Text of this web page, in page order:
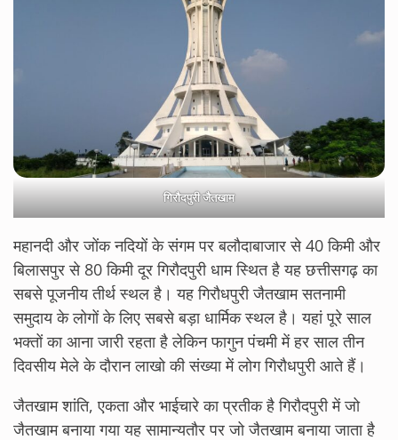
गिरौदपुरी जैतखाम
महानदी और जोंक नदियों के संगम पर बलौदाबाजार से 40 किमी और
बिलासपुर से 80 किमी दूर गिरौदपुरी धाम स्थित है यह छत्तीसगढ़ का
सबसे पूजनीय तीर्थ स्थल है। यह गिरौधपुरी जैतखाम सतनामी
समुदाय के लोगों के लिए सबसे बड़ा धार्मिक स्थल है। यहां पूरे साल
भक्तों का आना जारी रहता है लेकिन फागुन पंचमी में हर साल तीन
दिवसीय मेले के दौरान लाखो की संख्या में लोग गिरौधपुरी आते हैं।
जैतखाम शांति, एकता और भाईचारे का प्रतीक है गिरौदपुरी में जो
जैतखाम बनाया गया यह सामान्यतौर पर जो जैतखाम बनाया जाता है